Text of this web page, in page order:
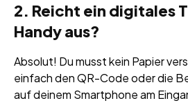
2. Reicht ein digitales
Handy aus?
Absolut! Du musst kein Papier
einfach den QR-Code oder die
auf deinem Smartphone am